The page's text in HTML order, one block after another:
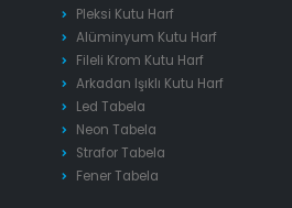
Pleksi Kutu Harf
Alüminyum Kutu Harf
Fileli Krom Kutu Harf
Arkadan Işıklı Kutu Harf
Led Tabela
Neon Tabela
Strafor Tabela
Fener Tabela